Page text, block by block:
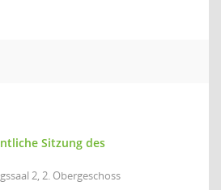
Sitzung des
2, 2. Obergeschoss